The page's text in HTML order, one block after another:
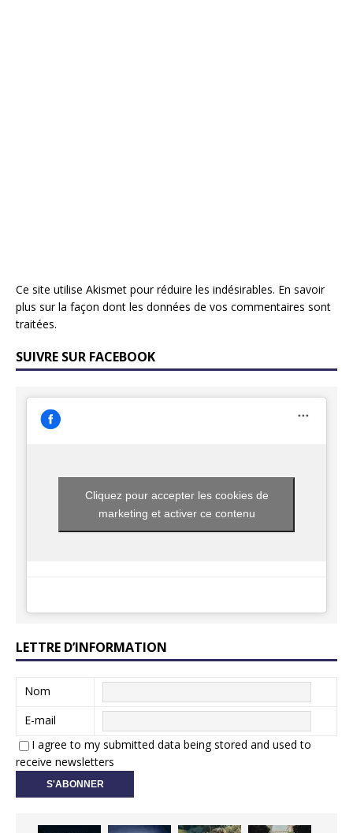
Ce site utilise Akismet pour réduire les indésirables. En savoir
plus sur la façon dont les données de vos commentaires sont
traitées.
SUIVRE SUR FACEBOOK
Cliquez pour accepter les cookies de
marketing et activer ce contenu
LETTRE D’INFORMATION
Nom
E-mail
I agree to my submitted data being stored and used to
receive newsletters